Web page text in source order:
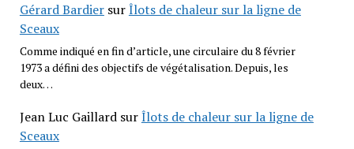
Gérard BardiersurÎlots de chaleur sur la ligne de
Sceaux
Comme indiqué en fin d’article, une circulaire du 8 février
1973 a défini des objectifs de végétalisation. Depuis, les
deux…
Jean Luc GaillardsurÎlots de chaleur sur la ligne de
Sceaux